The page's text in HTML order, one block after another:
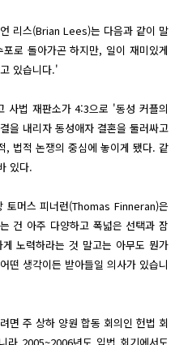
리스(Brian Lees)는 다음과 같이 말
로 돌아가곤 하지만, 일이 재미있게
있습니다.'
사법 재판소가 4:3으로 '동성 커플의
을 내리자 동성애자 결혼을 둘러싸고
, 법적 논쟁의 중심에 놓이게 됐다. 같
있다.
토머스 피너런(Thomas Finneran)은
건 아주 다양하고 폭넓은 선택과 잠
노력하라는 것 말고는 아무도 뭔가
떤 생각이든 받아들일 의사가 있습니
면 주 상하 양원 합동 회의인 헌법 회